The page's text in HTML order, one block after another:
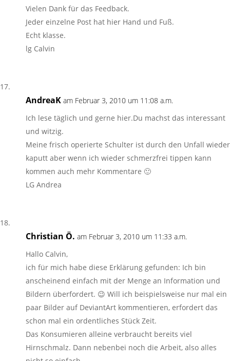
Vielen Dank für das Feedback.
Jeder einzelne Post hat hier Hand und Fuß.
Echt klasse.
lg Calvin
AndreaK am Februar 3, 2010 um 11:08 a.m.
Ich lese täglich und gerne hier.Du machst das interessant
und witzig.
Meine frisch operierte Schulter ist durch den Unfall wieder
kaputt aber wenn ich wieder schmerzfrei tippen kann
kommen auch mehr Kommentare 🙂
LG Andrea
Christian Ö. am Februar 3, 2010 um 11:33 a.m.
Hallo Calvin,
ich für mich habe diese Erklärung gefunden: Ich bin
anscheinend einfach mit der Menge an Information und
Bildern überfordert. 😉 Will ich beispielsweise nur mal ein
paar Bilder auf DeviantArt kommentieren, erfordert das
schon mal ein ordentliches Stück Zeit.
Das Konsumieren alleine verbraucht bereits viel
Hirnschmalz. Dann nebenbei noch die Arbeit, also alles